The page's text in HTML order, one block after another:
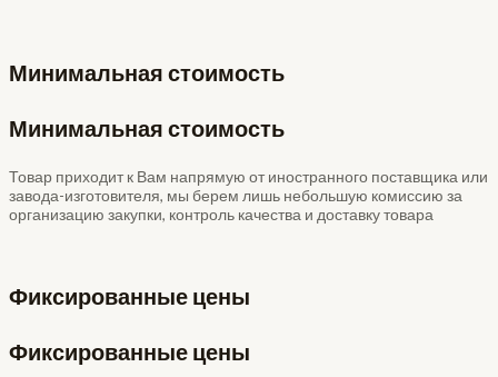
Минимальная стоимость
Минимальная стоимость
Товар приходит к Вам напрямую от иностранного поставщика или
завода-изготовителя, мы берем лишь небольшую комиссию за
организацию закупки, контроль качества и доставку товара
Фиксированные цены
Фиксированные цены